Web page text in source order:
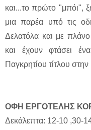
και...το πρώτο "μπόι",
μια παρέα υπό τις
Δελατόλα και με πλάνο
και έχουν φτάσει
Παγκρητίου τίτλου
ΟΦΗ ΕΡΓΟΤΕΛΗΣ
Δεκάλεπτα: 12-10 ,30-